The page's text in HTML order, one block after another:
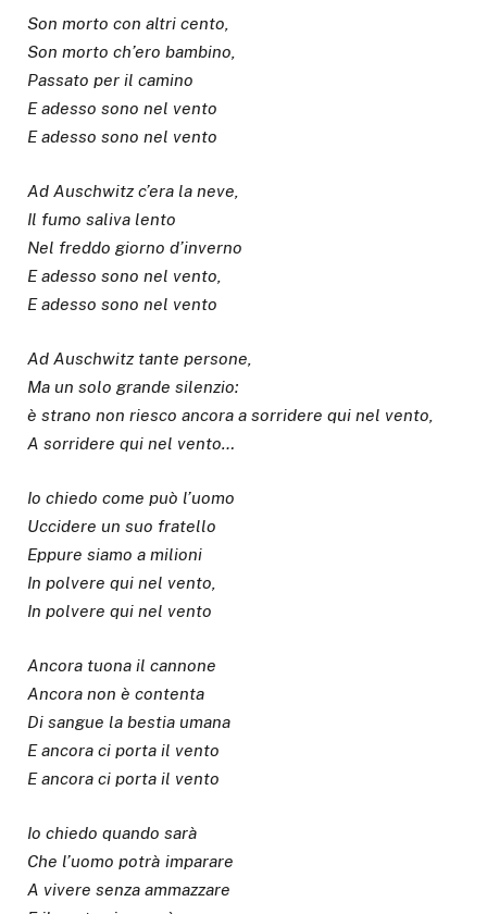
Son morto con altri cento,
Son morto ch’ero bambino,
Passato per il camino
E adesso sono nel vento
E adesso sono nel vento
Ad Auschwitz c’era la neve,
Il fumo saliva lento
Nel freddo giorno d’inverno
E adesso sono nel vento,
E adesso sono nel vento
Ad Auschwitz tante persone,
Ma un solo grande silenzio:
è strano non riesco ancora a sorridere qui nel vento,
A sorridere qui nel vento…
Io chiedo come può l’uomo
Uccidere un suo fratello
Eppure siamo a milioni
In polvere qui nel vento,
In polvere qui nel vento
Ancora tuona il cannone
Ancora non è contenta
Di sangue la bestia umana
E ancora ci porta il vento
E ancora ci porta il vento
Io chiedo quando sarà
Che l’uomo potrà imparare
A vivere senza ammazzare